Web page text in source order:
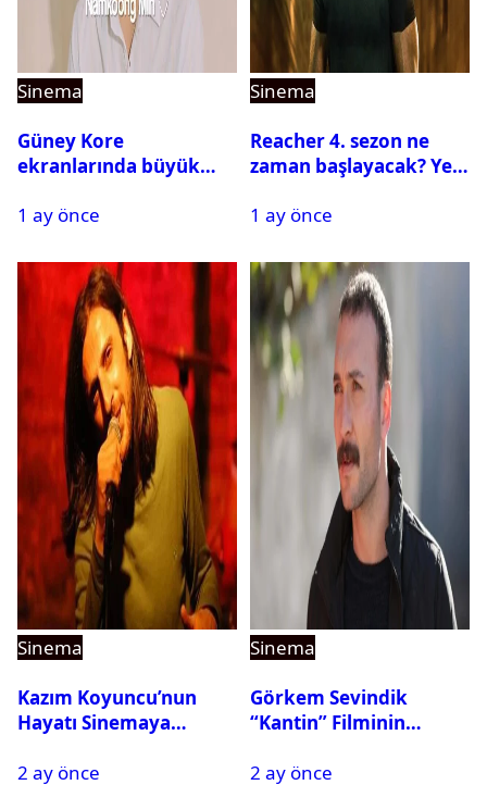
Sinema
Güney Kore
ekranlarında büyük
Min yeniden KBS ile
1 ay önce
Sinema
Reacher 4. sezon ne
zaman başlayacak? Yeni
detaylar
1 ay önce
Sinema
Kazım Koyuncu’nun
Hayatı Sinemaya
2 ay önce
Sinema
Görkem Sevindik
“Kantin” Filminin
2 ay önce